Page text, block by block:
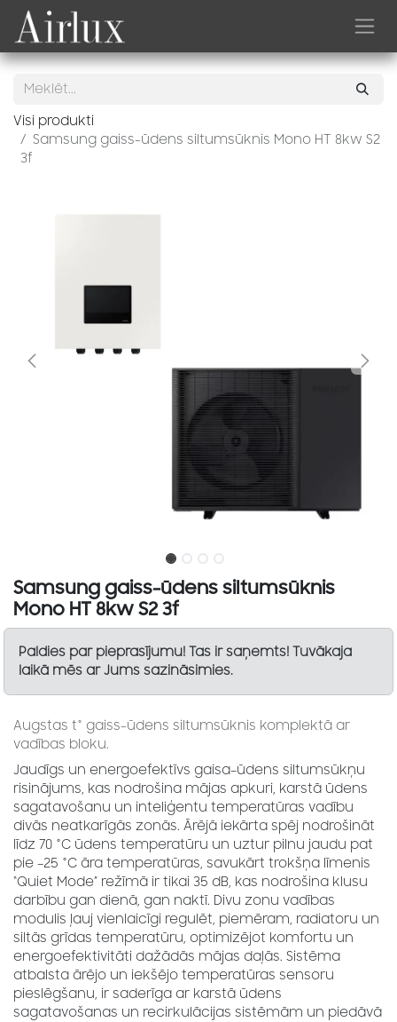
Skip to Content
Visi produkti
Samsung gaiss-ūdens siltumsūknis Mono HT 8kw S2
3f
Samsung gaiss-ūdens siltumsūknis
Mono HT 8kw S2 3f
Paldies par pieprasījumu! Tas ir saņemts! Tuvākaja
laikā mēs ar Jums sazināsimies.
Augstas t° gaiss-ūdens siltumsūknis komplektā ar
vadības bloku.
Jaudīgs un energoefektīvs gaisa–ūdens siltumsūkņu
risinājums, kas nodrošina mājas apkuri, karstā ūdens
sagatavošanu un inteliģentu temperatūras vadību
divās neatkarīgās zonās. Ārējā iekārta spēj nodrošināt
līdz 70 °C ūdens temperatūru un uztur pilnu jaudu pat
pie –25 °C āra temperatūras, savukārt trokšņa līmenis
“Quiet Mode” režīmā ir tikai 35 dB, kas nodrošina klusu
darbību gan dienā, gan naktī. Divu zonu vadības
modulis ļauj vienlaicīgi regulēt, piemēram, radiatoru un
siltās grīdas temperatūru, optimizējot komfortu un
energoefektivitāti dažādās mājas daļās. Sistēma
atbalsta ārējo un iekšējo temperatūras sensoru
pieslēgšanu, ir saderīga ar karstā ūdens
sagatavošanas un recirkulācijas sistēmām un piedāvā